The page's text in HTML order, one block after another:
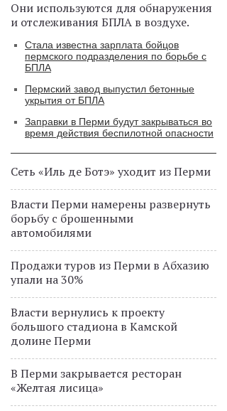
Они используются для обнаружения
и отслеживания БПЛА в воздухе.
Стала известна зарплата бойцов
пермского подразделения по борьбе с
БПЛА
Пермский завод выпустил бетонные
укрытия от БПЛА
Заправки в Перми будут закрываться во
время действия беспилотной опасности
Сеть «Иль де Ботэ» уходит из Перми
Власти Перми намерены развернуть
борьбу с брошенными
автомобилями
Продажи туров из Перми в Абхазию
упали на 30%
Власти вернулись к проекту
большого стадиона в Камской
долине Перми
В Перми закрывается ресторан
«Желтая лисица»